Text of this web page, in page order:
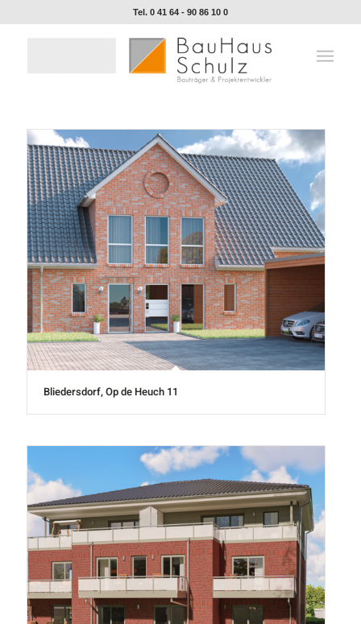
Tel. 0 41 64 - 90 86 10 0
Bliedersdorf, Op de Heuch 11